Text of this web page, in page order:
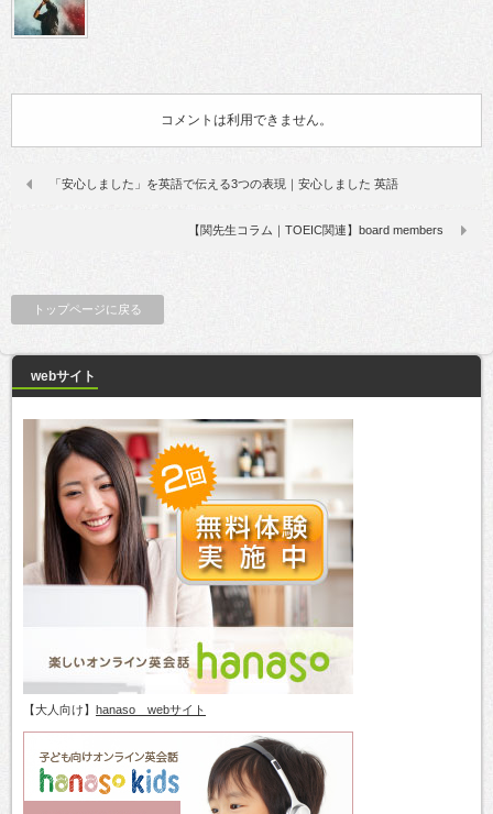
コメントは利用できません。
「安心しました」を英語で伝える3つの表現｜安心しました 英語
【関先生コラム｜TOEIC関連】board members
トップページに戻る
webサイト
【大人向け】 hanaso webサイト